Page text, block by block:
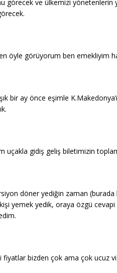
görecek ve ülkemizi yönetenlerin
öyle görüyorum ben emekliyim
bir ay önce eşimle
uçakla gidiş geliş biletimizin
döner yediğin zaman (burada
yemek yedik, oraya özgü
fiyatlar bizden çok ama çok ucuz